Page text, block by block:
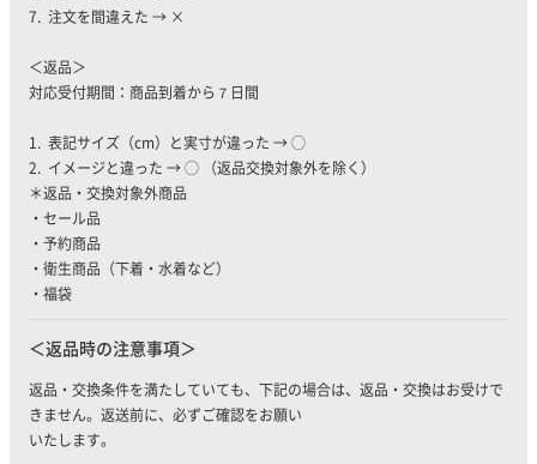
7. 注文を間違えた → ×
＜返品＞
対応受付期間：商品到着から７日間
1. 表記サイズ（cm）と実寸が違った → ◯
2. イメージと違った → ◯ （返品交換対象外を除く）
＊返品・交換対象外商品
・セール品
・予約商品
・衛生商品（下着・水着など）
・福袋
返品時の注意事項
返品・交換条件を満たしていても、下記の場合は、返品・交換はお受けで
きません。返送前に、必ずご確認をお願い
いたします。